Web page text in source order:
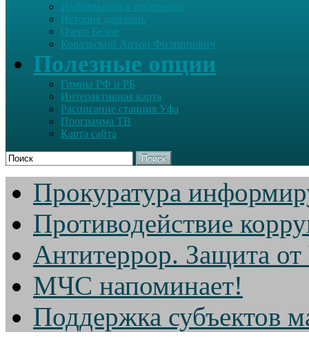
Информация о поселении
История деревень
Озеро Белое
Ковальский Антон Филиппович
Полезные опции
Гимны РФ и РБ
Интерактивная карта
Расписание станция Уфа
Программа ТВ
Карта сайта
Поиск
Прокуратура
Противодействие
Антитеррор. Защита
МЧС напоминает!
Поддержка субъектов